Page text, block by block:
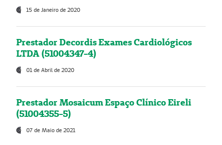
15 de Janeiro de 2020
Prestador Decordis Exames Cardiológicos
LTDA (51004347-4)
01 de Abril de 2020
Prestador Mosaicum Espaço Clínico Eireli
(51004355-5)
07 de Maio de 2021